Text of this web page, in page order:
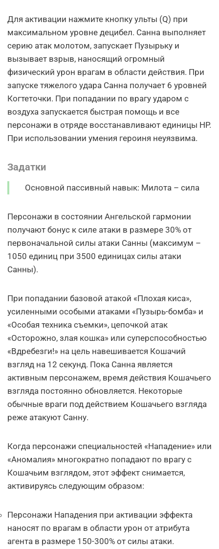
Для активации нажмите кнопку ульты (Q) при
максимальном уровне децибел. Санна выполняет
серию атак молотом, запускает Пузырьку и
вызывает взрыв, наносящий огромный
физический урон врагам в области действия. При
запуске тяжелого удара Санна получает 6 уровней
Когтеточки. При попадании по врагу ударом с
воздуха запускается быстрая помощь и все
персонажи в отряде восстанавливают единицы HP.
При использовании умения героиня неуязвима.
Задатки
Основной пассивный навык: Милота – сила
Персонажи в состоянии Ангельской гармонии
получают бонус к силе атаки в размере 30% от
первоначальной силы атаки Санны (максимум –
1050 единиц при 3500 единицах силы атаки
Санны).
При попадании базовой атакой «Плохая киса»,
усиленными особыми атаками «Пузырь-бомба» и
«Особая техника съемки», цепочкой атак
«Осторожно, злая кошка» или суперспособностью
«Вдребезги!» на цель навешивается Кошачий
взгляд на 12 секунд. Пока Санна является
активным персонажем, время действия Кошачьего
взгляда постоянно обновляется. Некоторые
обычные враги под действием Кошачьего взгляда
реже атакуют Санну.
Когда персонажи специальностей «Нападение» или
«Аномалия» многократно попадают по врагу с
Кошачьим взглядом, этот эффект снимается,
активируясь следующим образом:
Персонажи Нападения при активации эффекта
наносят по врагам в области урон от атрибута
агента в размере 150-300% от силы атаки.